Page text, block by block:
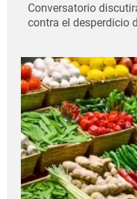
Conversatorio
contra el desperdicio